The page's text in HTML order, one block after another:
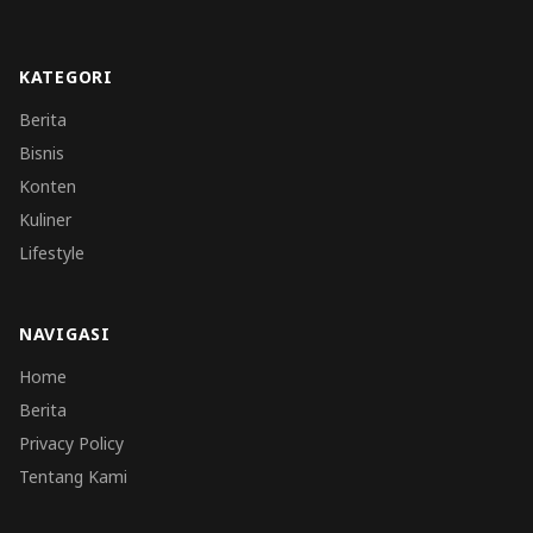
KATEGORI
Berita
Bisnis
Konten
Kuliner
Lifestyle
NAVIGASI
Home
Berita
Privacy Policy
Tentang Kami